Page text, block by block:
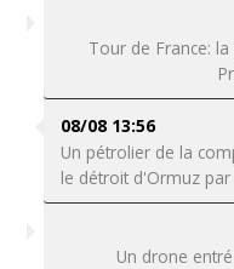
Tour de France:
08/08 13:56
Un pétrolier de la
le détroit d'Ormuz
Un drone